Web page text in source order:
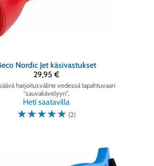
Nordic Jet käsivastukset
29,95 €
harjoitusväline vedessä tapahtuvaan
"sauvakävelyyn".
Heti saatavilla
☆☆☆☆☆ (2)